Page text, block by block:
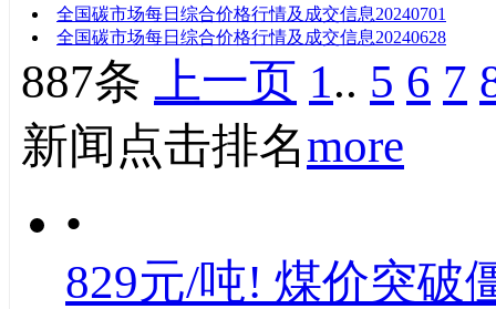
全国碳市场每日综合价格行情及成交信息20240701
全国碳市场每日综合价格行情及成交信息20240628
887条 上一页 1.. 5 6 7
新闻点击排名more
•
829元/吨! 煤价突破